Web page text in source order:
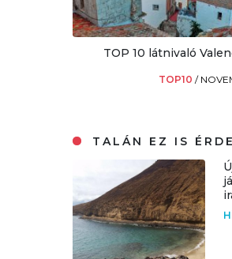
TOP 10 látnivaló
TOP10/
TALÁN EZ IS